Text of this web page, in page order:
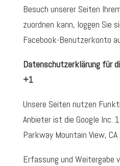
Besuch unserer Seiten
zuordnen kann, loggen Sie
Facebook-Benutzerkonto
Datenschutzerklärung für
+1
Unsere Seiten nutzen
Anbieter ist die Google Inc.
Parkway Mountain View,
Erfassung und Weitergabe